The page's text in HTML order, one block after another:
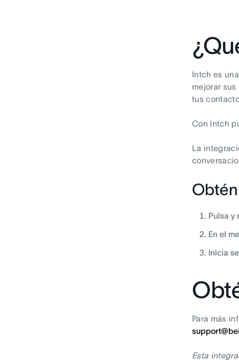
Intch es
mejorar
tus
Con Intch
La
Pulsa y
En el
Inicia
Para más
Esta